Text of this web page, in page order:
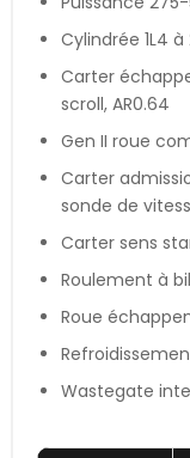
Cylindrée 1L4 à
Carter
scroll, AR0.64
Gen II roue
Carter
sonde de
Carter sens
Roulement à
Roue
Wastegate